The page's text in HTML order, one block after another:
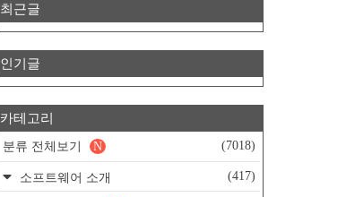
최근글
인기글
카테고리
분류 전체보기 (7018)
N
소프트웨어 소개 (417)